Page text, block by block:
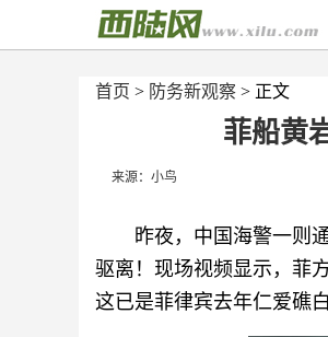
首页 > 防务新观察 > 正文
菲船黄
来源：小鸟
昨夜，中国海警一则
驱离！现场视频显示，菲
这已是菲律宾去年仁爱礁